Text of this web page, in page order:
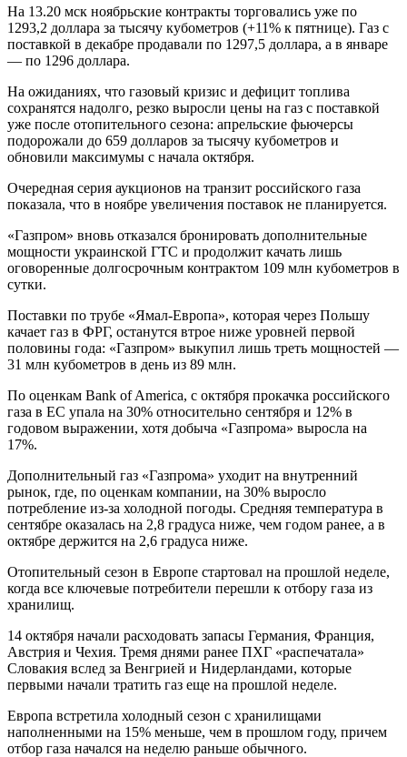
На 13.20 мск ноябрьские контракты торговались уже по
1293,2 доллара за тысячу кубометров (+11% к пятнице). Газ с
поставкой в декабре продавали по 1297,5 доллара, а в январе
— по 1296 доллара.
На ожиданиях, что газовый кризис и дефицит топлива
сохранятся надолго, резко выросли цены на газ с поставкой
уже после отопительного сезона: апрельские фьючерсы
подорожали до 659 долларов за тысячу кубометров и
обновили максимумы с начала октября.
Очередная серия аукционов на транзит российского газа
показала, что в ноябре увеличения поставок не планируется.
«Газпром» вновь отказался бронировать дополнительные
мощности украинской ГТС и продолжит качать лишь
оговоренные долгосрочным контрактом 109 млн кубометров в
сутки.
Поставки по трубе «Ямал-Европа», которая через Польшу
качает газ в ФРГ, останутся втрое ниже уровней первой
половины года: «Газпром» выкупил лишь треть мощностей —
31 млн кубометров в день из 89 млн.
По оценкам Bank of America, с октября прокачка российского
газа в ЕС упала на 30% относительно сентября и 12% в
годовом выражении, хотя добыча «Газпрома» выросла на
17%.
Дополнительный газ «Газпрома» уходит на внутренний
рынок, где, по оценкам компании, на 30% выросло
потребление из-за холодной погоды. Средняя температура в
сентябре оказалась на 2,8 градуса ниже, чем годом ранее, а в
октябре держится на 2,6 градуса ниже.
Отопительный сезон в Европе стартовал на прошлой неделе,
когда все ключевые потребители перешли к отбору газа из
хранилищ.
14 октября начали расходовать запасы Германия, Франция,
Австрия и Чехия. Тремя днями ранее ПХГ «распечатала»
Словакия вслед за Венгрией и Нидерландами, которые
первыми начали тратить газ еще на прошлой неделе.
Европа встретила холодный сезон с хранилищами
наполненными на 15% меньше, чем в прошлом году, причем
отбор газа начался на неделю раньше обычного.